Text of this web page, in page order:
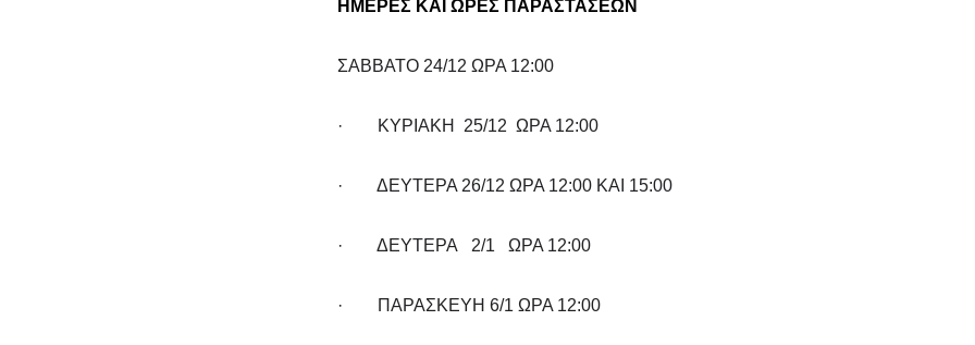
ΗΜΕΡΕΣ ΚΑΙ ΩΡΕΣ ΠΑΡΑΣΤΑΣΕΩΝ
ΣΑΒΒΑΤΟ 24/12 ΩΡΑ 12:00
· ΚΥΡΙΑΚΗ 25/12 ΩΡΑ 12:00
· ΔΕΥΤΕΡΑ 26/12 ΩΡΑ 12:00 ΚΑΙ 15:00
· ΔΕΥΤΕΡΑ 2/1 ΩΡΑ 12:00
· ΠΑΡΑΣΚΕΥΗ 6/1 ΩΡΑ 12:00